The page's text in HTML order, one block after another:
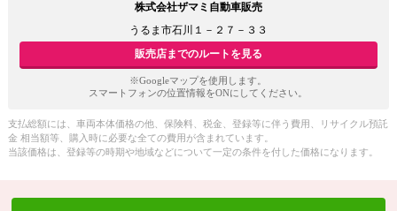
株式会社ザマミ自動車販売
うるま市石川１－２７－３３
販売店までのルートを見る
※Googleマップを使用します。
スマートフォンの位置情報をONにしてください。
支払総額には、車両本体価格の他、保険料、税金、登録等に伴う費用、リサイクル預託
金 相当額等、購入時に必要な全ての費用が含まれています。
当該価格は、登録等の時期や地域などについて一定の条件を付した価格になります。